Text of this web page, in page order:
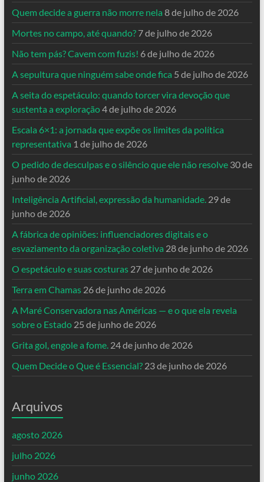
Quem decide a guerra não morre nela 8 de julho de 2026
Mortes no campo, até quando? 7 de julho de 2026
Não tem pás? Cavem com fuzis! 6 de julho de 2026
A sepultura que ninguém sabe onde fica 5 de julho de 2026
A seita do espetáculo: quando torcer vira devoção que
sustenta a exploração4 de julho de 2026
Escala 6×1: a jornada que expõe os limites da política
representativa 1 de julho de 2026
O pedido de desculpas e o silêncio que ele não resolve 30 de
junho de 2026
Inteligência Artificial, expressão da humanidade. 29 de
junho de 2026
A fábrica de opiniões: influenciadores digitais e o
esvaziamento da organização coletiva 28 de junho de 2026
O espetáculo e suas costuras 27 de junho de 2026
Terra em Chamas 26 de junho de 2026
A Maré Conservadora nas Américas — e o que ela revela
sobre o Estado 25 de junho de 2026
Grita gol, engole a fome. 24 de junho de 2026
Quem Decide o Que é Essencial? 23 de junho de 2026
Arquivos
agosto 2026
julho 2026
junho 2026